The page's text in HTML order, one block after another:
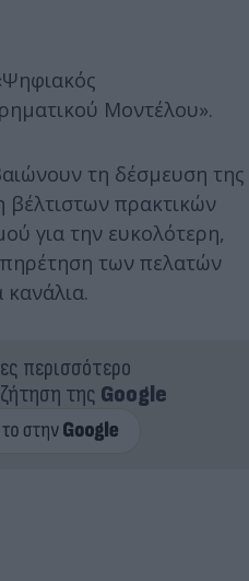
Μοντέλου».
τη δέσμευση της
βέλτιστων πρακτικών
για την ευκολότερη,
των πελατών
περισσότερο
της Google